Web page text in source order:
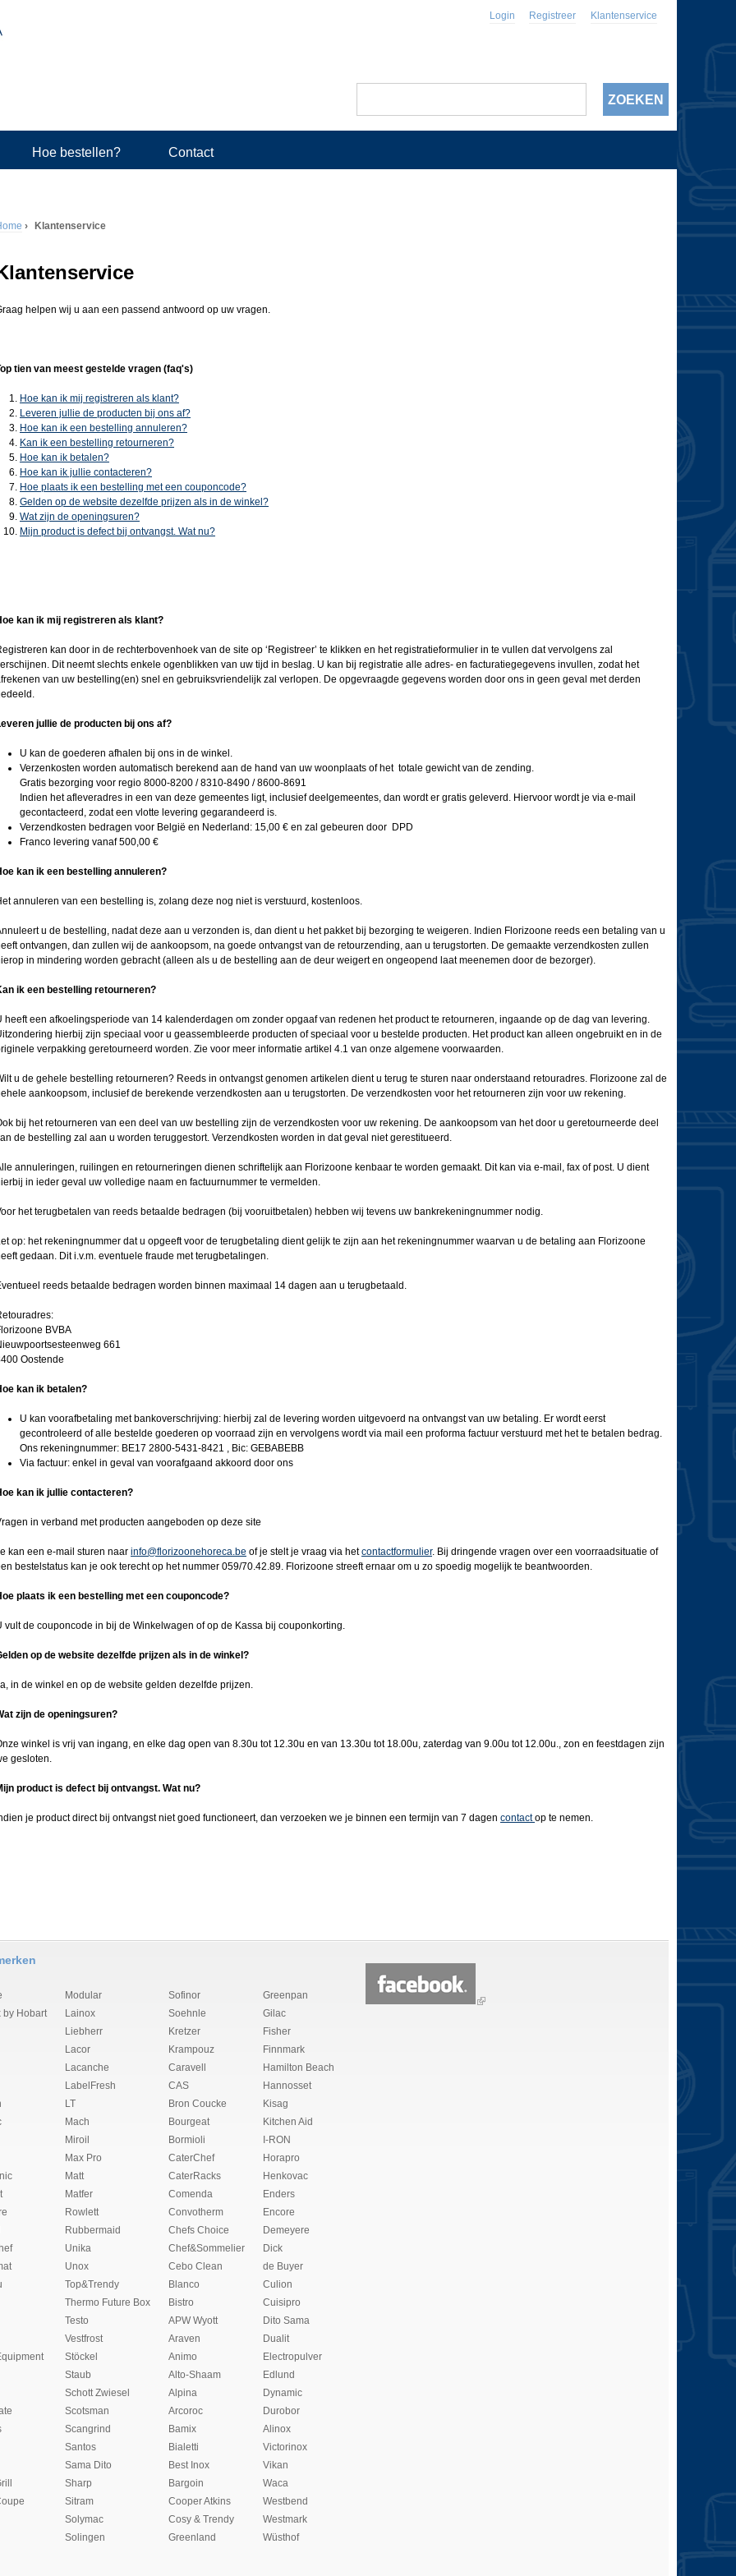
Login Registreer Klantenservice
Z
e
Hoe bestellen? Contact
› Klantenservice
helpen wij u aan een passend antwoord op uw vragen.
tien van meest gestelde vragen (faq's)
Hoe kan ik mij registreren als klant?
Leveren jullie de producten bij ons af?
Hoe kan ik een bestelling annuleren?
Kan ik een bestelling retourneren?
Hoe kan ik betalen?
Hoe kan ik jullie contacteren?
Hoe plaats ik een bestelling met een couponcode?
Gelden op de website dezelfde prijzen als in de winkel?
Wat zijn de openingsuren?
Mijn product is defect bij ontvangst. Wat nu?
kan ik mij registreren als klant?
kan door in de rechterbovenhoek van de site op ‘Registreer’ te klikken en het registratieformulier in te vullen dat vervolgens zal
Dit neemt slechts enkele ogenblikken van uw tijd in beslag. U kan bij registratie alle adres- en facturatiegegevens invullen, zodat het
van uw bestelling(en) snel en gebruiksvriendelijk zal verlopen. De opgevraagde gegevens worden door ons in geen geval met derden
jullie de producten bij ons af?
U kan de goederen afhalen bij ons in de winkel.
Verzenkosten worden automatisch berekend aan de hand van uw woonplaats of het totale gewicht van de zending.
Gratis bezorging voor regio 8000-8200 / 8310-8490 / 8600-8691
Indien het afleveradres in een van deze gemeentes ligt, inclusief deelgemeentes, dan wordt er gratis geleverd. Hiervoor wordt je via e-mail
gecontacteerd, zodat een vlotte levering gegarandeerd is.
Verzendkosten bedragen voor België en Nederland: 15,00 € en zal gebeuren door DPD
Franco levering vanaf 500,00 €
kan ik een bestelling annuleren?
annuleren van een bestelling is, zolang deze nog niet is verstuurd, kostenloos.
u de bestelling, nadat deze aan u verzonden is, dan dient u het pakket bij bezorging te weigeren. Indien Florizoone reeds een betaling van u
ontvangen, dan zullen wij de aankoopsom, na goede ontvangst van de retourzending, aan u terugstorten. De gemaakte verzendkosten zullen
in mindering worden gebracht (alleen als u de bestelling aan de deur weigert en ongeopend laat meenemen door de bezorger).
ik een bestelling retourneren?
heeft een afkoelingsperiode van 14 kalenderdagen om zonder opgaaf van redenen het product te retourneren, ingaande op de dag van levering.
hierbij zijn speciaal voor u geassembleerde producten of speciaal voor u bestelde producten. Het product kan alleen ongebruikt en in de
verpakking geretourneerd worden. Zie voor meer informatie artikel 4.1 van onze algemene voorwaarden.
u de gehele bestelling retourneren? Reeds in ontvangst genomen artikelen dient u terug te sturen naar onderstaand retouradres. Florizoone zal de
aankoopsom, inclusief de berekende verzendkosten aan u terugstorten. De verzendkosten voor het retourneren zijn voor uw rekening.
bij het retourneren van een deel van uw bestelling zijn de verzendkosten voor uw rekening. De aankoopsom van het door u geretourneerde deel
de bestelling zal aan u worden teruggestort. Verzendkosten worden in dat geval niet gerestitueerd.
annuleringen, ruilingen en retourneringen dienen schriftelijk aan Florizoone kenbaar te worden gemaakt. Dit kan via e-mail, fax of post. U dient
in ieder geval uw volledige naam en factuurnummer te vermelden.
het terugbetalen van reeds betaalde bedragen (bij vooruitbetalen) hebben wij tevens uw bankrekeningnummer nodig.
op: het rekeningnummer dat u opgeeft voor de terugbetaling dient gelijk te zijn aan het rekeningnummer waarvan u de betaling aan Florizoone
gedaan. Dit i.v.m. eventuele fraude met terugbetalingen.
reeds betaalde bedragen worden binnen maximaal 14 dagen aan u terugbetaald.
BVBA
661
Oostende
kan ik betalen?
U kan voorafbetaling met bankoverschrijving: hierbij zal de levering worden uitgevoerd na ontvangst van uw betaling. Er wordt eerst
gecontroleerd of alle bestelde goederen op voorraad zijn en vervolgens wordt via mail een proforma factuur verstuurd met het te betalen bedrag.
Ons rekeningnummer: BE17 2800-5431-8421 , Bic: GEBABEBB
Via factuur: enkel in geval van voorafgaand akkoord door ons
kan ik jullie contacteren?
in verband met producten aangeboden op deze site
kan een e-mail sturen naar info@florizoonehoreca.be of je stelt je vraag via hetcontactformulier. Bij dringende vragen over een voorraadsituatie of
bestelstatus kan je ook terecht op het nummer 059/70.42.89. Florizoone streeft ernaar om u zo spoedig mogelijk te beantwoorden.
plaats ik een bestelling met een couponcode?
vult de couponcode in bij de Winkelwagen of op de Kassa bij couponkorting.
op de website dezelfde prijzen als in de winkel?
in de winkel en op de website gelden dezelfde prijzen.
zijn de openingsuren?
winkel is vrij van ingang, en elke dag open van 8.30u tot 12.30u en van 13.30u tot 18.00u, zaterdag van 9.00u tot 12.00u., zon en feestdagen zijn
gesloten.
product is defect bij ontvangst. Wat nu?
je product direct bij ontvangst niet goed functioneert, dan verzoeken we je binnen een termijn van 7 dagen contactop te nemen.
Modular Sofinor
Greenpan
by Hobart
Lainox Soehnle
Gilac
Liebherr Kretzer
Fisher
Lacor Krampouz
Finnmark
Lacanche Caravell
Hamilton Beach
LabelFresh CAS
Hannosset
LT Bron Coucke
Kisag
Mach Bourgeat
Kitchen Aid
Miroil Bormioli
I-RON
Max Pro CaterChef
Horapro
Matt CaterRacks
Henkovac
Matfer Comenda
Enders
Rowlett Convotherm
Encore
Rubbermaid Chefs Choice
Demeyere
Unika Chef&Sommelier
Dick
Unox Cebo Clean
de Buyer
Top&Trendy Blanco
Culion
Thermo Future Box Bistro
Cuisipro
Testo APW Wyott
Dito Sama
Vestfrost Araven
Dualit
Stöckel Animo
Electropulver
Staub Alto-Shaam
Edlund
Schott Zwiesel Alpina
Dynamic
Scotsman Arcoroc
Durobor
Scangrind Bamix
Alinox
Santos Bialetti
Victorinox
Sama Dito Best Inox
Vikan
Sharp Bargoin
Waca
Sitram Cooper Atkins
Westbend
Solymac Cosy & Trendy
Westmark
Solingen Greenland Wüsthof